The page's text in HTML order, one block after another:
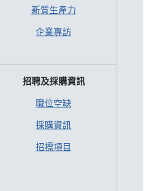
新質生產力
企業專訪
招聘及採購資訊
職位空缺
採購資訊
招標項目